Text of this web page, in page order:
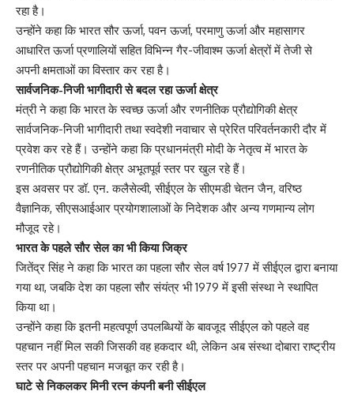
रहा है।
उन्होंने कहा कि भारत सौर ऊर्जा, पवन ऊर्जा, परमाणु ऊर्जा और महासागर
आधारित ऊर्जा प्रणालियों सहित विभिन्न गैर-जीवाश्म ऊर्जा क्षेत्रों में तेजी से
अपनी क्षमताओं का विस्तार कर रहा है।
सार्वजनिक-निजी भागीदारी से बदल रहा ऊर्जा क्षेत्र
मंत्री ने कहा कि भारत के स्वच्छ ऊर्जा और रणनीतिक प्रौद्योगिकी क्षेत्र
सार्वजनिक-निजी भागीदारी तथा स्वदेशी नवाचार से प्रेरित परिवर्तनकारी दौर में
प्रवेश कर रहे हैं। उन्होंने कहा कि प्रधानमंत्री मोदी के नेतृत्व में भारत के
रणनीतिक प्रौद्योगिकी क्षेत्र अभूतपूर्व स्तर पर खुल रहे हैं।
इस अवसर पर डॉ. एन. कलैसेल्वी, सीईएल के सीएमडी चेतन जैन, वरिष्ठ
वैज्ञानिक, सीएसआईआर प्रयोगशालाओं के निदेशक और अन्य गणमान्य लोग
मौजूद रहे।
भारत के पहले सौर सेल का भी किया जिक्र
जितेंद्र सिंह ने कहा कि भारत का पहला सौर सेल वर्ष 1977 में सीईएल द्वारा बनाया
गया था, जबकि देश का पहला सौर संयंत्र भी 1979 में इसी संस्था ने स्थापित
किया था।
उन्होंने कहा कि इतनी महत्वपूर्ण उपलब्धियों के बावजूद सीईएल को पहले वह
पहचान नहीं मिल सकी जिसकी वह हकदार थी, लेकिन अब संस्था दोबारा राष्ट्रीय
स्तर पर अपनी पहचान मजबूत कर रही है।
घाटे से निकलकर मिनी रत्न कंपनी बनी सीईएल